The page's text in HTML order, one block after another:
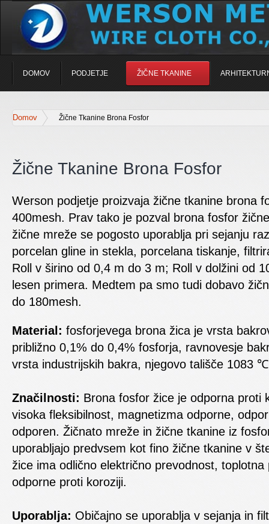
DOMOV PODJETJE ŽIČNE TKANINE
Domov Žične Tkanine Brona Fosfor
Žične Tkanine Brona Fosfor
Werson podjetje proizvaja žične tkanine brona
400mesh. Prav tako je pozval brona fosfor
žične mreže se pogosto uporablja pri sejanju
porcelan gline in stekla, porcelana tiskanje,
Roll v širino od 0,4 m do 3 m; Roll v dolžini od
lesen primera. Medtem pa smo tudi dobavo
do 180mesh.
Material: fosforjevega brona žica je vrsta
približno 0,1% do 0,4% fosforja, ravnovesje
vrsta industrijskih bakra, njegovo tališče 1083
Značilnosti: Brona fosfor žice je odporna proti
visoka fleksibilnost, magnetizma odporne,
odporen. Žičnato mreže in žične tkanine iz
uporabljajo predvsem kot fino žične tkanine v
žice ima odlično električno prevodnost,
odporne proti koroziji.
Uporablja: Običajno se uporablja v sejanja in